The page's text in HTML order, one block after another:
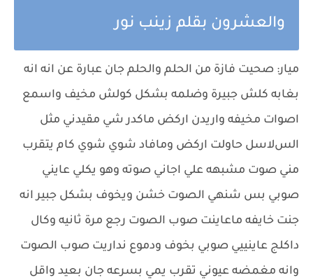
والعشرون بقلم زينب نور
ميار: صحيت فازة من الحلم والحلم جان عبارة عن انه انه
بغابه كلش جبيرة وضلمه بشكل كولش مخيف واسمع
اصوات مخيفه واريدن اركض ماكدر شي مقيدني مثل
السﻻسل حاولت اركض ومافاد شوي شوي كام يتقرب
مني صوت مشبهه علي اجاني صوته وهو يكلي عايني
صوبي بس شنهي الصوت خشن ويخوف بشكل جبير انه
جنت خايفه ماعاينت صوب الصوت رجع مرة ثانيه وكال
داكلج عاينييي صوبي بخوف ودموع نداريت صوب الصوت
وانه مغمضه عيوني تقرب يمي بسرعه جان بعيد واقل